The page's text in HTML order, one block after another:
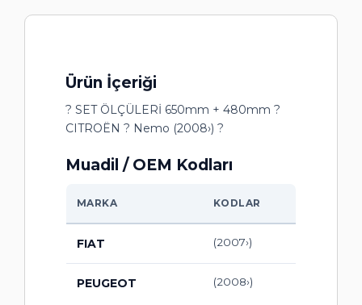
Ürün İçeriği
? SET ÖLÇÜLERİ 650mm + 480mm ?
CITROËN ? Nemo (2008›) ?
Muadil / OEM Kodları
MARKA KODLAR
FIAT (2007›)
PEUGEOT (2008›)